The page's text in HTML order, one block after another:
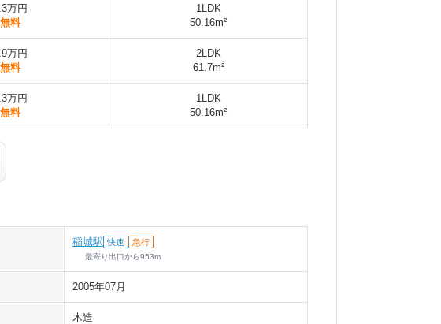
万円
無料
1LDK
50.16m²
万円
無料
2LDK
61.7m²
万円
無料
1LDK
50.16m²
稲城駅 快速 急行
最寄り出口から953m
2005年07月
木造